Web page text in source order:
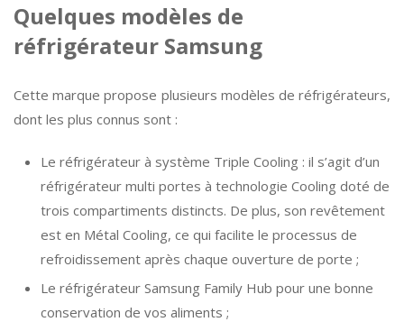
Quelques modèles de
réfrigérateur Samsung
Cette marque propose plusieurs modèles de réfrigérateurs,
dont les plus connus sont :
Le réfrigérateur à système Triple Cooling : il s’agit d’un
réfrigérateur multi portes à technologie Cooling doté de
trois compartiments distincts. De plus, son revêtement
est en Métal Cooling, ce qui facilite le processus de
refroidissement après chaque ouverture de porte ;
Le réfrigérateur Samsung Family Hub pour une bonne
conservation de vos aliments ;